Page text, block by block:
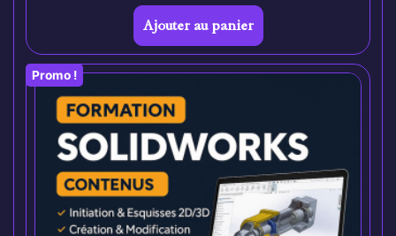
Ajouter au panier
Promo !